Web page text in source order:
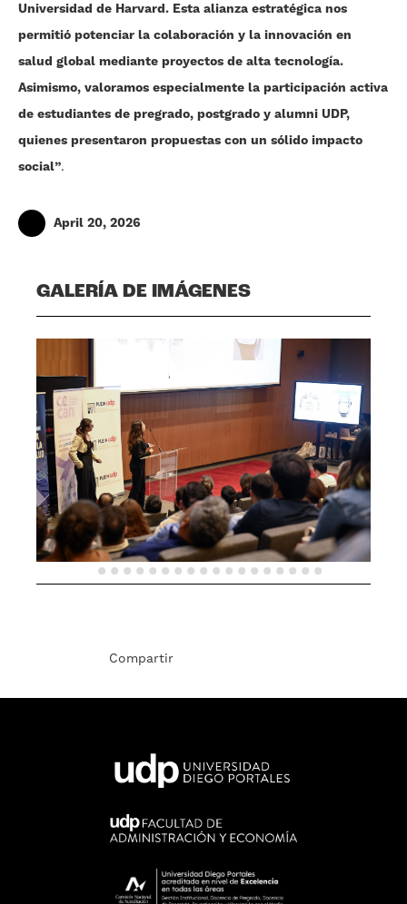
Universidad de Harvard. Esta alianza estratégica nos
permitió potenciar la colaboración y la innovación en
salud global mediante proyectos de alta tecnología.
Asimismo, valoramos especialmente la participación activa
de estudiantes de pregrado, postgrado y alumni UDP,
quienes presentaron propuestas con un sólido impacto
social”.
April 20, 2026
Compartir
GALERÍA DE IMÁGENES